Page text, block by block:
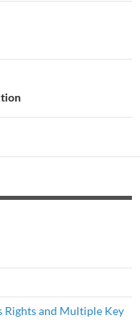
Rights and Multiple Key